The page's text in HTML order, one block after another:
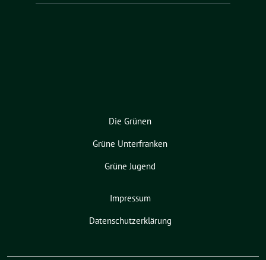
Die Grünen
Grüne Unterfranken
Grüne Jugend
Impressum
Datenschutzerklärung